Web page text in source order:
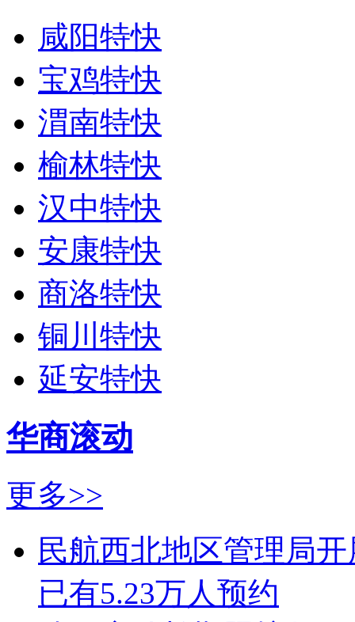
咸阳特快
宝鸡特快
渭南特快
榆林特快
汉中特快
安康特快
商洛特快
铜川特快
延安特快
华商滚动
更多>>
民航西北地区管理局
已有5.23万人预约